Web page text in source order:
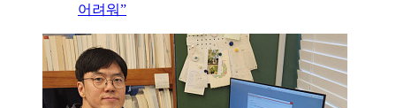
어려워”